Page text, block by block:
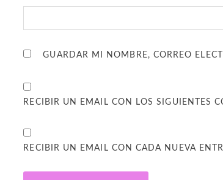
GUARDAR MI NOMBRE, CORREO
RECIBIR UN EMAIL CON LOS SIGUIENTES
RECIBIR UN EMAIL CON CADA NUEVA